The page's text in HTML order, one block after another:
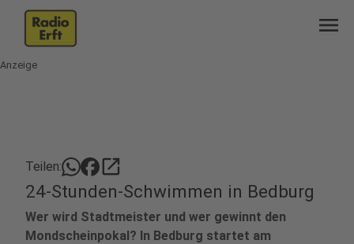
menu
Anzeige
Teilen: open_in_new
24-Stunden-Schwimmen in Bedburg
Wer wird Stadtmeister und wer gewinnt den
Mondscheinpokal? In Bedburg startet am